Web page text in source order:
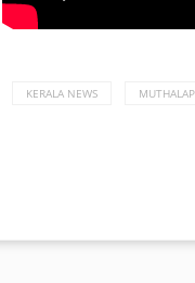
KERALA NEWS